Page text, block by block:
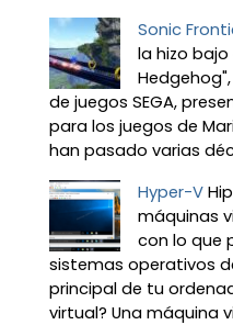
Sonic
la hizo
de juegos SEGA,
para los juegos de
han pasado varias
Hyper-V
máquinas
con lo que
sistemas operativos
principal de tu
virtual? Una máquina